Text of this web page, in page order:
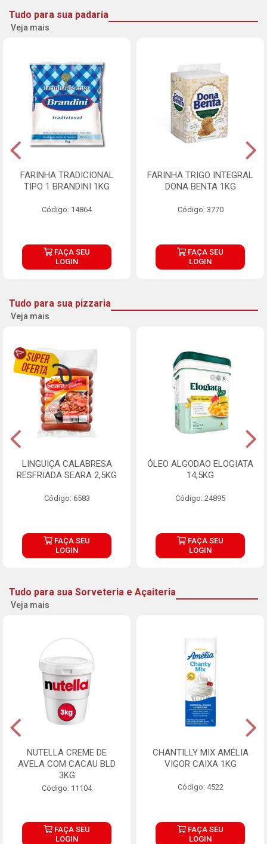
Tudo para sua padaria
Veja mais
FARINHA TRADICIONAL
TIPO 1 BRANDINI 1KG
Código: 14864
FAÇA SEU
LOGIN
FARINHA TRIGO INTEGRAL
DONA BENTA 1KG
Código: 3770
FAÇA SEU
LOGIN
Tudo para sua pizzaria
Veja mais
LINGUIÇA CALABRESA
RESFRIADA SEARA 2,5KG
Código: 6583
FAÇA SEU
LOGIN
ÓLEO ALGODAO ELOGIATA
14,5KG
Código: 24895
FAÇA SEU
LOGIN
Tudo para sua Sorveteria e Açaiteria
Veja mais
NUTELLA CREME DE
AVELA COM CACAU BLD
3KG
Código: 11104
FAÇA SEU
LOGIN
CHANTILLY MIX AMÉLIA
VIGOR CAIXA 1KG
Código: 4522
FAÇA SEU
LOGIN